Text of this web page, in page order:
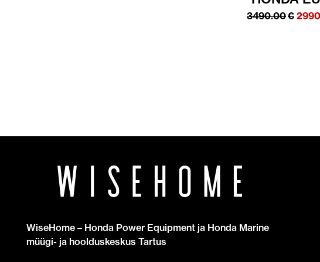
3490.00€
WiseHome – Honda Power Equipment ja Honda Marine
müügi- ja hoolduskeskus Tartus